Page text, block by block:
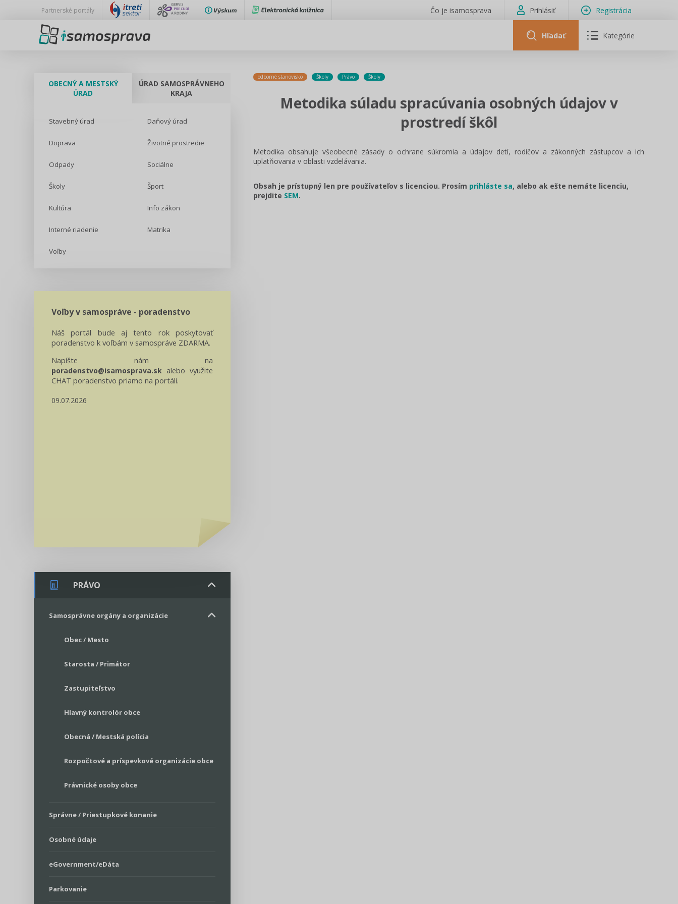
Partnerské portály Čo je isamosprava Prihlásiť Registrácia
Hľadať Kategórie
OBECNÝ A MESTSKÝ
ÚRAD
ÚRAD SAMOSPRÁVNEHO
KRAJA
Stavebný úrad Daňový úrad
Doprava Životné prostredie
Odpady Sociálne
Školy Šport
Kultúra Info zákon
Interné riadenie Matrika
Voľby
Voľby v samospráve - poradenstvo
Náš portál bude aj tento rok poskytovať
poradenstvo k voľbám v samospráve ZDARMA.
Napíšte nám na
poradenstvo@isamosprava.sk alebo využite
CHAT poradenstvo priamo na portáli.
09.07.2026
PRÁVO
Samosprávne orgány a organizácie
Obec / Mesto
Starosta / Primátor
Zastupiteľstvo
Hlavný kontrolór obce
Obecná / Mestská polícia
Rozpočtové a príspevkové organizácie obce
Právnické osoby obce
Správne / Priestupkové konanie
Osobné údaje
eGovernment/eDáta
Parkovanie
odborné stanovisko Školy Právo Školy
Metodika súladu spracúvania osobných údajov v
prostredí škôl
Metodika obsahuje všeobecné zásady o ochrane súkromia a údajov detí, rodičov a zákonných zástupcov a ich
uplatňovania v oblasti vzdelávania.
Obsah je prístupný len pre používateľov s licenciou. Prosím prihláste sa, alebo ak ešte nemáte licenciu,
prejdite SEM.